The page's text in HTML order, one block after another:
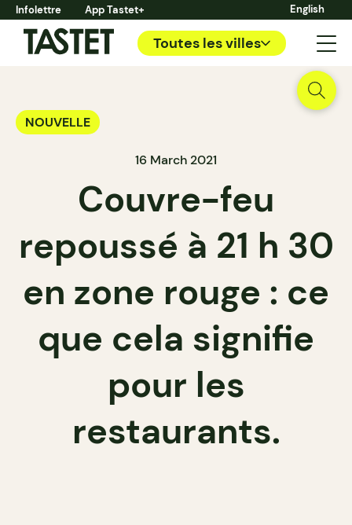
Infolettre App Tastet+ English
Toutes les villes
NOUVELLE
16 March 2021
Couvre-feu
repoussé à 21 h 30
en zone rouge : ce
que cela signifie
pour les
restaurants.